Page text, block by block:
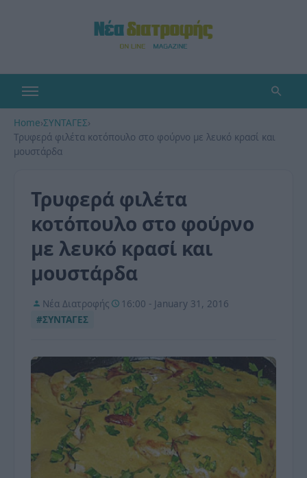
Home›ΣΥΝΤΑΓΕΣ›
Τρυφερά φιλέτα κοτόπουλο στο φούρνο με λευκό κρασί και
μουστάρδα
Τρυφερά φιλέτα
κοτόπουλο στο φούρνο
με λευκό κρασί και
μουστάρδα
Νέα Διατροφής
16:00 - January 31, 2016
#ΣΥΝΤΑΓΕΣ